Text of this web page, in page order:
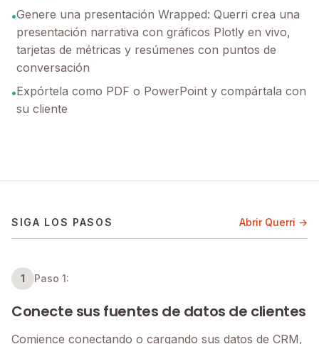
•Genere una presentación Wrapped: Querri crea una
presentación narrativa con gráficos Plotly en vivo,
tarjetas de métricas y resúmenes con puntos de
conversación
•Expórtela como PDF o PowerPoint y compártala con
su cliente
SIGA LOS PASOS Abrir Querri →
1 Paso 1:
Conecte sus fuentes de datos de clientes
Comience conectando o cargando sus datos de CRM,